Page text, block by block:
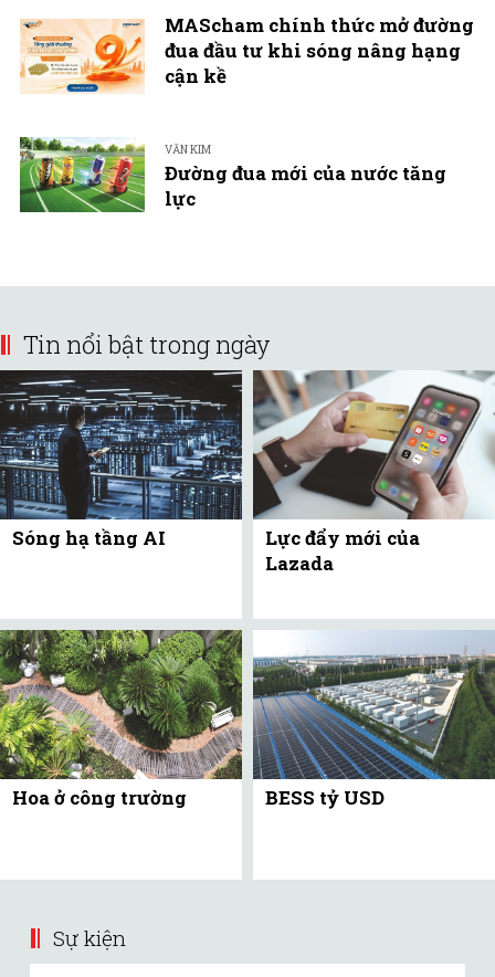
MAScham chính thức mở đường
đua đầu tư khi sóng nâng hạng
cận kề
VĂN KIM
Đường đua mới của nước tăng
lực
Tin nổi bật trong ngày
Sóng hạ tầng AI
Lực đẩy mới của
Lazada
Hoa ở công trường BESS tỷ USD
Sự kiện